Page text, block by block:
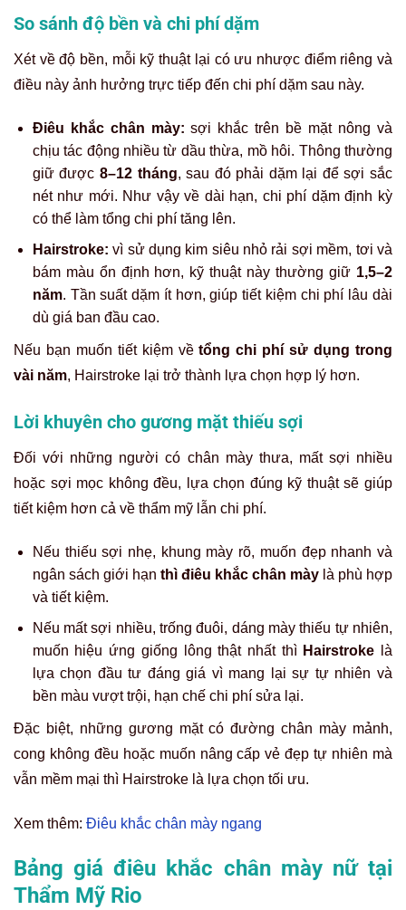
So sánh độ bền và chi phí dặm
Xét về độ bền, mỗi kỹ thuật lại có ưu nhược điểm riêng và
điều này ảnh hưởng trực tiếp đến chi phí dặm sau này.
Điêu khắc chân mày: sợi khắc trên bề mặt nông và
chịu tác động nhiều từ dầu thừa, mồ hôi. Thông thường
giữ được 8–12 tháng, sau đó phải dặm lại để sợi sắc
nét như mới. Như vậy về dài hạn, chi phí dặm định kỳ
có thể làm tổng chi phí tăng lên.
Hairstroke: vì sử dụng kim siêu nhỏ rải sợi mềm, tơi và
bám màu ổn định hơn, kỹ thuật này thường giữ 1,5–2
năm. Tần suất dặm ít hơn, giúp tiết kiệm chi phí lâu dài
dù giá ban đầu cao.
Nếu bạn muốn tiết kiệm vềtổng chi phí sử dụng trong
vài năm, Hairstroke lại trở thành lựa chọn hợp lý hơn.
Lời khuyên cho gương mặt thiếu sợi
Đối với những người có chân mày thưa, mất sợi nhiều
hoặc sợi mọc không đều, lựa chọn đúng kỹ thuật sẽ giúp
tiết kiệm hơn cả về thẩm mỹ lẫn chi phí.
Nếu thiếu sợi nhẹ, khung mày rõ, muốn đẹp nhanh và
ngân sách giới hạn thì điêu khắc chân màylà phù hợp
và tiết kiệm.
Nếu mất sợi nhiều, trống đuôi, dáng mày thiếu tự nhiên,
muốn hiệu ứng giống lông thật nhất thì Hairstroke là
lựa chọn đầu tư đáng giá vì mang lại sự tự nhiên và
bền màu vượt trội, hạn chế chi phí sửa lại.
Đặc biệt, những gương mặt có đường chân mày mảnh,
cong không đều hoặc muốn nâng cấp vẻ đẹp tự nhiên mà
vẫn mềm mại thì Hairstroke là lựa chọn tối ưu.
Xem thêm: Điêu khắc chân mày ngang
Bảng giá điêu khắc chân mày nữ tại
Thẩm Mỹ Rio